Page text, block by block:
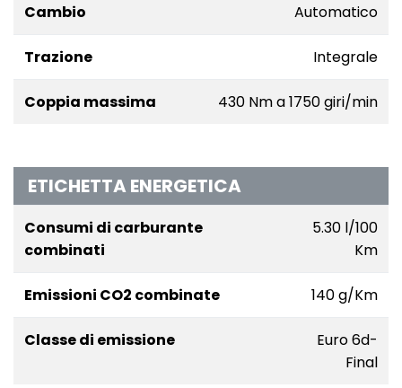
Cambio Automatico
Trazione Integrale
Coppia massima 430 Nm a 1750 giri/min
ETICHETTA ENERGETICA
Consumi di carburante
combinati
5.30 l/100
Km
Emissioni CO2 combinate 140 g/Km
Classe di emissione
Euro 6d-
Final